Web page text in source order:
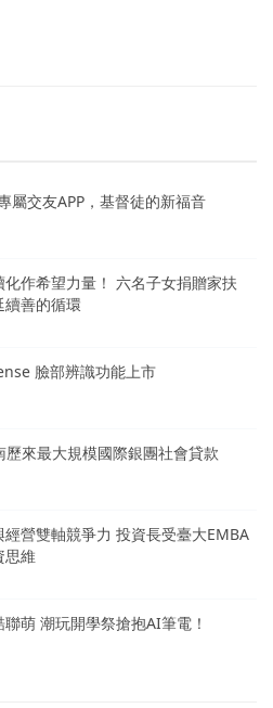
屬交友APP，基督徒的新福音
作希望力量！ 六名子女捐贈家扶
續善的循環
臉部辨識功能上市
歷來最大規模國際銀團社會貸款
營雙軸競爭力 投資長受臺大EMBA
思維
萌 潮玩開學祭搶抱AI筆電！